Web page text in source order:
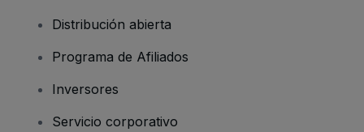
Distribución abierta
Programa de Afiliados
Inversores
Servicio corporativo